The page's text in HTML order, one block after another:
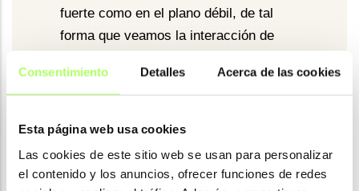
Consentimiento Detalles Acerca de las cookies
Esta página web usa cookies
Las cookies de este sitio web se usan para personalizar
el contenido y los anuncios, ofrecer funciones de redes
fuerte como en el plano débil, de tal
forma que veamos la interacción de
comportamiento real de la conexión
elementos finitos CBFEM.